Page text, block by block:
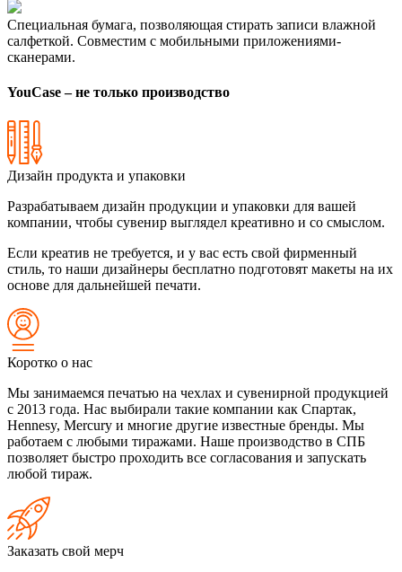
Специальная бумага, позволяющая стирать записи влажной
салфеткой. Совместим с мобильными приложениями-
сканерами.
YouCase – не только производство
Дизайн продукта и упаковки
Разрабатываем дизайн продукции и упаковки для вашей
компании, чтобы сувенир выглядел креативно и со смыслом.
Если креатив не требуется, и у вас есть свой фирменный
стиль, то наши дизайнеры бесплатно подготовят макеты на их
основе для дальнейшей печати.
Коротко о нас
Мы занимаемся печатью на чехлах и сувенирной продукцией
с 2013 года. Нас выбирали такие компании как Спартак,
Hennesy, Mercury и многие другие известные бренды. Мы
работаем с любыми тиражами. Наше производство в СПБ
позволяет быстро проходить все согласования и запускать
любой тираж.
Заказать свой мерч